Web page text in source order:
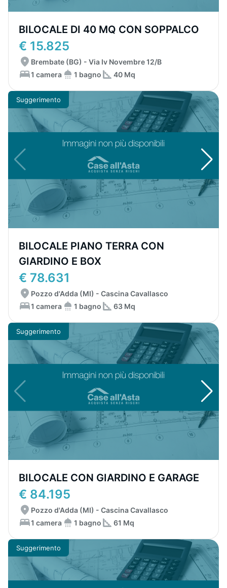
BILOCALE DI 40 MQ CON SOPPALCO
€ 15.825
Brembate (BG) - Via Iv Novembre 12/B
1 camera
1 bagno 40 Mq
Suggerimento
BILOCALE PIANO TERRA CON
GIARDINO E BOX
€ 78.631
Pozzo d'Adda (MI) - Cascina Cavallasco
1 camera
1 bagno 63 Mq
Suggerimento
BILOCALE CON GIARDINO E GARAGE
€ 84.195
Pozzo d'Adda (MI) - Cascina Cavallasco
1 camera
1 bagno 61 Mq
Suggerimento